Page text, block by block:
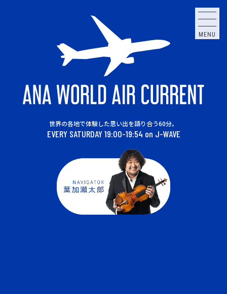
MENU
世界の各地で体験した思い出を語り合う60分。
EVERY SATURDAY 19:00-19:54 on J-WAVE